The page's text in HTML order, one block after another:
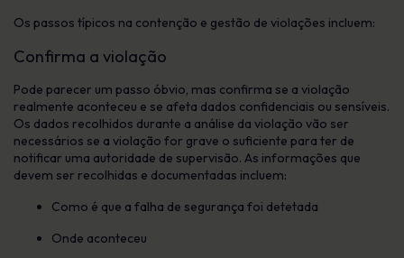
Os passos típicos na contenção e gestão de violações incluem:
Confirma a violação
Pode parecer um passo óbvio, mas confirma se a violação
realmente aconteceu e se afeta dados confidenciais ou sensíveis.
Os dados recolhidos durante a análise da violação vão ser
necessários se a violação for grave o suficiente para ter de
notificar uma autoridade de supervisão. As informações que
devem ser recolhidas e documentadas incluem:
Como é que a falha de segurança foi detetada
Onde aconteceu